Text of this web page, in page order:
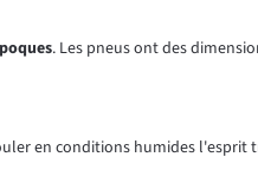
. Les pneus ont des
en conditions humides